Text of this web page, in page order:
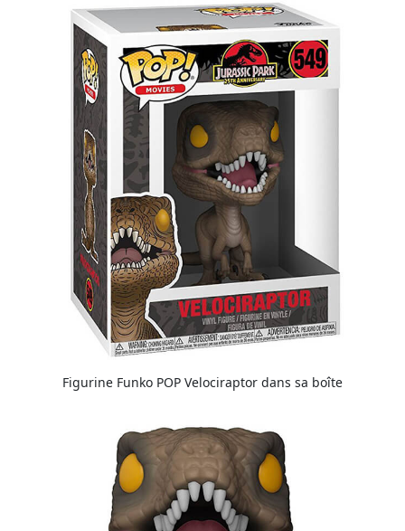
Figurine Funko POP Velociraptor dans sa boîte